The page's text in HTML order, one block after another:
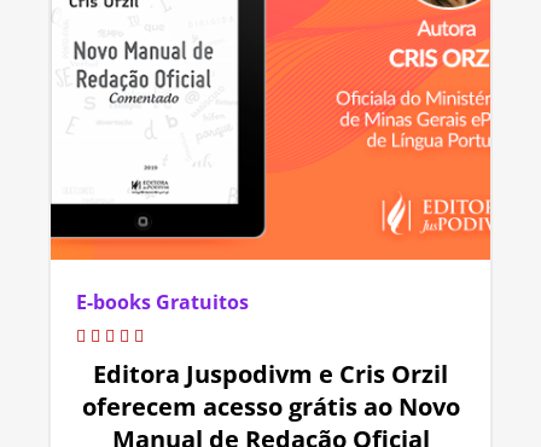
E-books Gratuitos
Editora Juspodivm e Cris Orzil
oferecem acesso grátis ao Novo
Manual de Redação Oficial